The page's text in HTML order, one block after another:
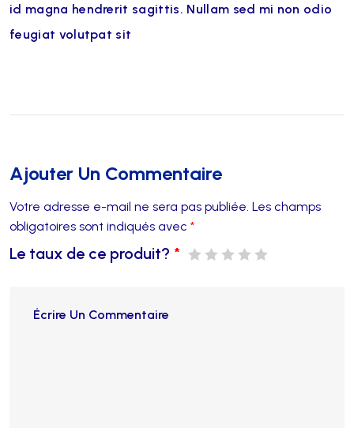
id magna hendrerit sagittis. Nullam sed mi non odio
feugiat volutpat sit
Ajouter Un Commentaire
Votre adresse e-mail ne sera pas publiée. Les champs
obligatoires sont indiqués avec *
Le taux de ce produit? *